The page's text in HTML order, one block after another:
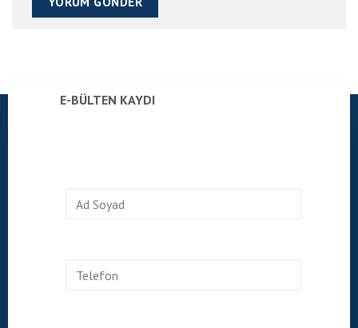
E-BÜLTEN KAYDI